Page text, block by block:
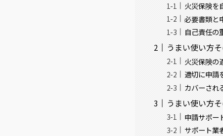
火災保険を
必要書類と
自己責任の
うまい使い方
火災保険の
適切に申請
カバーされ
うまい使い方
申請サポー
サポート業